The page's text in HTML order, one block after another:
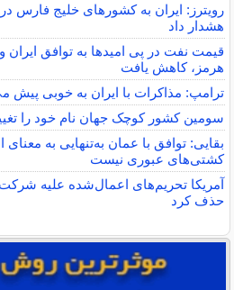
رویترز: ایران به کشورهای خلیج فارس
هشدار داد
قیمت نفت در پی امیدها به توافق ایران و
هرمز، کاهش یافت
ترامپ: مذاکرات با ایران به خوبی پیش
سومین کشور کوچک جهان نام خود را
بقایی: توافق با عمان به‌تنهایی به
کشتی‌های عبوری نیست
آمریکا تحریم‌های اعمال‌شده علیه شرکت
حذف کرد